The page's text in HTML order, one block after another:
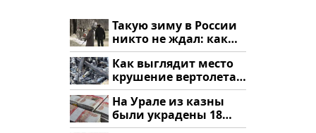
Такую зиму в России
никто не ждал: как
так?!
Как выглядит место
крушение вертолета
на Кавказе: смотреть
На Урале из казны
были украдены 18
миллионов рублей